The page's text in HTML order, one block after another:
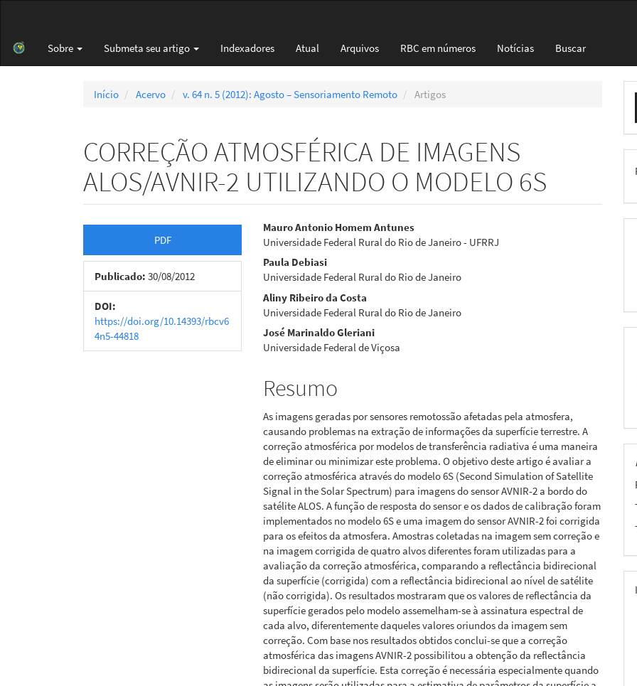
principal
Barra
Sobre Submeta seu artigo Indexadores Atual Arquivos RBC em números Notícias Buscar
Início Acervo v. 64 n. 5 (2012): Agosto – Sensoriamento Remoto Artigos
CORREÇÃO ATMOSFÉRICA DE IMAGENS
ALOS/AVNIR-2 UTILIZANDO O MODELO 6S
Barra
lateral
de
artigos
PDF
Publicado: 30/08/2012
DOI:
https://doi.org/10.14393/rbcv6
4n5-44818
Conteúdo
do
artigo
principal
Mauro Antonio Homem Antunes
Universidade Federal Rural do Rio de Janeiro - UFRRJ
Paula Debiasi
Universidade Federal Rural do Rio de Janeiro
Aliny Ribeiro da Costa
Universidade Federal Rural do Rio de Janeiro
José Marinaldo Gleriani
Universidade Federal de Viçosa
Resumo
As imagens geradas por sensores remotossão afetadas pela atmosfera,
causando problemas na extração de informações da superfície terrestre. A
correção atmosférica por modelos de transferência radiativa é uma maneira
de eliminar ou minimizar este problema. O objetivo deste artigo é avaliar a
correção atmosférica através do modelo 6S (Second Simulation of Satellite
Signal in the Solar Spectrum) para imagens do sensor AVNIR-2 a bordo do
satélite ALOS. A função de resposta do sensor e os dados de calibração foram
implementados no modelo 6S e uma imagem do sensor AVNIR-2 foi corrigida
para os efeitos da atmosfera. Amostras coletadas na imagem sem correção e
na imagem corrigida de quatro alvos diferentes foram utilizadas para a
avaliação da correção atmosférica, comparando a reflectância bidirecional
da superfície (corrigida) com a reflectância bidirecional ao nível de satélite
(não corrigida). Os resultados mostraram que os valores de reflectância da
superfície gerados pelo modelo assemelham-se à assinatura espectral de
cada alvo, diferentemente daqueles valores oriundos da imagem sem
correção. Com base nos resultados obtidos conclui-se que a correção
atmosférica das imagens AVNIR-2 possibilitou a obtenção da reflectância
bidirecional da superfície. Esta correção é necessária especialmente quando